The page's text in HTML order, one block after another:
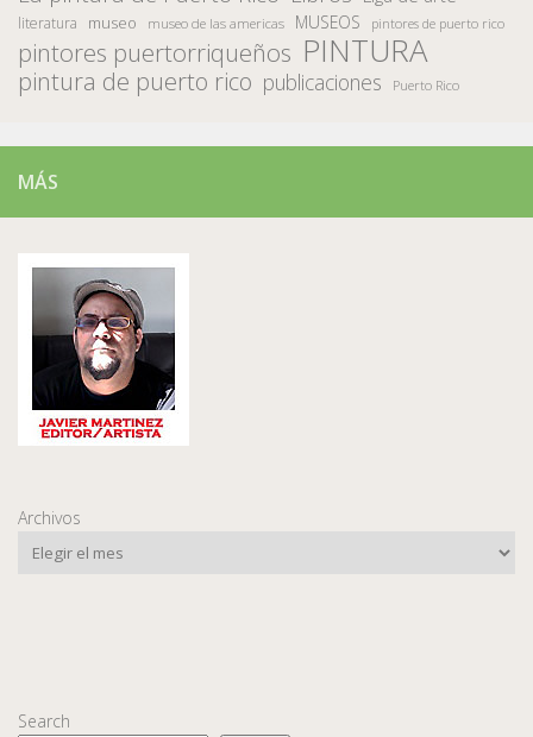
literatura museo museo de las americas MUSEOS pintores de puerto rico
pintores puertorriqueños PINTURA
pintura de puerto rico publicaciones Puerto Rico
MÁS
Archivos
Search